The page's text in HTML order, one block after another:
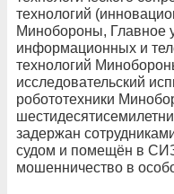
технологий
Минобороны, Главное
информационных и
технологий
исследовательский
робототехники
задержан
судом и помещён в
мошенничество в